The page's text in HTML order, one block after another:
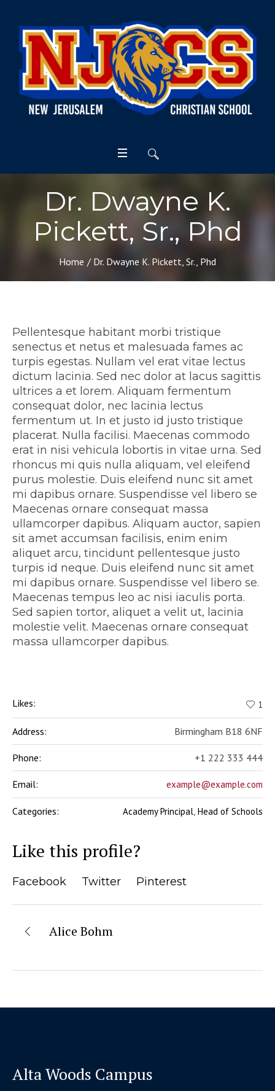
Dr. Dwayne K.
Pickett, Sr., Phd
Home / Dr. Dwayne K. Pickett, Sr., Phd
Pellentesque habitant morbi tristique
senectus et netus et malesuada fames ac
turpis egestas. Nullam vel erat vitae lectus
dictum lacinia. Sed nec dolor at lacus sagittis
ultrices a et lorem. Aliquam fermentum
consequat dolor, nec lacinia lectus
fermentum ut. In et justo id justo tristique
placerat. Nulla facilisi. Maecenas commodo
erat in nisi vehicula lobortis in vitae urna. Sed
rhoncus mi quis nulla aliquam, vel eleifend
purus molestie. Duis eleifend nunc sit amet
mi dapibus ornare. Suspendisse vel libero se
Maecenas ornare consequat massa
ullamcorper dapibus. Aliquam auctor, sapien
sit amet accumsan facilisis, enim enim
aliquet arcu, tincidunt pellentesque justo
turpis id neque. Duis eleifend nunc sit amet
mi dapibus ornare. Suspendisse vel libero se.
Maecenas tempus leo ac nisi iaculis porta.
Sed sapien tortor, aliquet a velit ut, lacinia
molestie velit. Maecenas ornare consequat
massa ullamcorper dapibus.
Likes: 1
Address: Birmingham B18 6NF
Phone: +1 222 333 444
Email: example@example.com
Categories: Academy Principal Head of Schools
Like this profile?
Facebook Twitter Pinterest
Alice Bohm
Alta Woods Campus